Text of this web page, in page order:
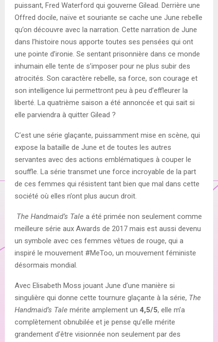
puissant, Fred Waterford qui gouverne Gilead. Derrière une
Offred docile, naïve et souriante se cache une June rebelle
qu’on découvre avec la narration. Cette narration de June
dans l’histoire nous apporte toutes ses pensées qui ont
une pointe d’ironie. Se sentant prisonnière dans ce monde
inhumain elle tente de s’imposer pour ne plus subir des
atrocités. Son caractère rebelle, sa force, son courage et
son intelligence lui permettront peu à peu d’effleurer la
liberté. La quatrième saison a été annoncée et qui sait si
elle parviendra à quitter Gilead ?
C’est une série glaçante, puissamment mise en scène, qui
expose la bataille de June et de toutes les autres
servantes avec des actions emblématiques à couper le
souffle. La série transmet une force incroyable de la part
de ces femmes qui résistent tant bien que mal dans cette
société où elles n’ont plus aucun droit.
The Handmaid’s Tale a été primée non seulement comme
meilleure série aux Awards de 2017 mais est aussi devenu
un symbole avec ces femmes vêtues de rouge, qui a
inspiré le mouvement #MeToo, un mouvement féministe
désormais mondial.
Avec Elisabeth Moss jouant June d’une manière si
singulière qui donne cette tournure glaçante à la série, The
Handmaid’s Tale mérite amplement un 4,5/5, elle m’a
complètement obnubilée et je pense qu’elle mérite
grandement d’être visionnée non seulement par des